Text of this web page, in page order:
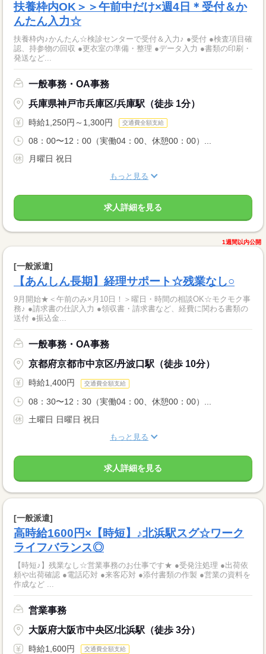
扶養枠内OK＞＞午前中だけ×週4日＊受付＆か
んたん入力☆
扶養枠内♪かんたん☆検診センターで受付＆入力♪ ●受付 ●検査項目確
認、持参物の回収 ●更衣室の準備・整理 ●データ入力 ●書類の印刷・
発送など...
一般事務・OA事務
兵庫県神戸市兵庫区/兵庫駅（徒歩 1分）
時給1,250円～1,300円 交通費全額支給
08：00〜12：00（実働04：00、休憩00：00）...
月曜日 祝日
もっと見る
求人詳細を見る
1週間以内公開
[一般派遣]
【あんしん長期】経理サポート☆残業なし○
9月開始★＜午前のみ×月10日！＞曜日・時間の相談OK☆モクモク事
務♪ ●請求書の仕訳入力 ●領収書・請求書など、経費に関わる書類の
送付 ●振込金...
一般事務・OA事務
京都府京都市中京区/丹波口駅（徒歩 10分）
時給1,400円 交通費全額支給
08：30〜12：30（実働04：00、休憩00：00）...
土曜日 日曜日 祝日
もっと見る
求人詳細を見る
[一般派遣]
高時給1600円×【時短】♪北浜駅スグ☆ワーク
ライフバランス◎
【時短♪】残業なし☆営業事務のお仕事です★ ●受発注処理 ●出荷依
頼や出荷確認 ●電話応対 ●来客応対 ●添付書類の作製 ●営業の資料を
作成など ...
営業事務
大阪府大阪市中央区/北浜駅（徒歩 3分）
時給1,600円 交通費全額支給